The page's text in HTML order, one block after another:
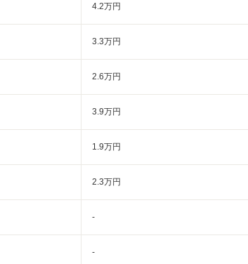
4.2万円
3.3万円
2.6万円
3.9万円
1.9万円
2.3万円
-
-